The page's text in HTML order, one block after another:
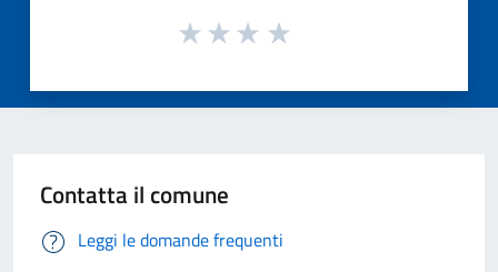
Contatta il comune
Leggi le domande frequenti